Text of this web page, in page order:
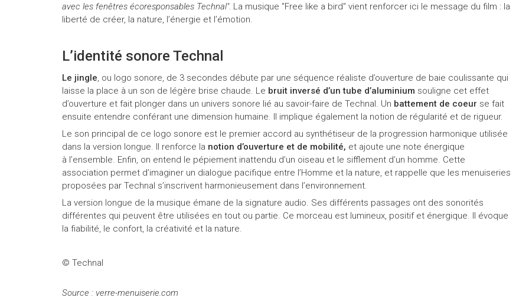
avec les fenêtres écoresponsables Technal". La musique "Free like a bird" vient renforcer ici le message du film : la
liberté de créer, la nature, l’énergie et l’émotion.
L’identité sonore Technal
Le jingle, ou logo sonore, de 3 secondes débute par une séquence réaliste d’ouverture de baie coulissante qui
laisse la place à un son de légère brise chaude. Le bruit inversé d’un tube d’aluminium souligne cet effet
d’ouverture et fait plonger dans un univers sonore lié au savoir-faire de Technal. Un battement de coeur se fait
ensuite entendre conférant une dimension humaine. Il implique également la notion de régularité et de rigueur.
Le son principal de ce logo sonore est le premier accord au synthétiseur de la progression harmonique utilisée
dans la version longue. Il renforce la notion d’ouverture et de mobilité, et ajoute une note énergique
à l’ensemble. Enfin, on entend le pépiement inattendu d’un oiseau et le sifflement d’un homme. Cette
association permet d’imaginer un dialogue pacifique entre l’Homme et la nature, et rappelle que les menuiseries
proposées par Technal s’inscrivent harmonieusement dans l’environnement.
La version longue de la musique émane de la signature audio. Ses différents passages ont des sonorités
différentes qui peuvent être utilisées en tout ou partie. Ce morceau est lumineux, positif et énergique. Il évoque
la fiabilité, le confort, la créativité et la nature.
© Technal
Source : verre-menuiserie.com